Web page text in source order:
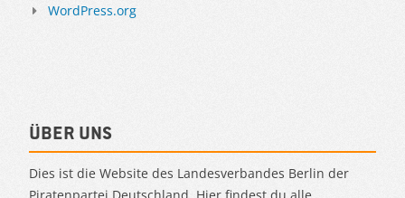
WordPress.org
Über uns
Dies ist die Website des Landesverbandes Berlin der
Piratenpartei Deutschland. Hier findest du alle